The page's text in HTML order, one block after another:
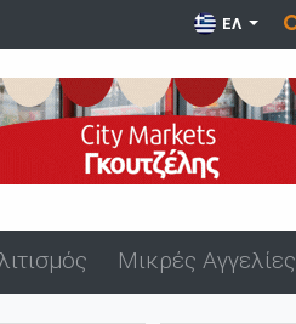
ΕΛ
Μικρές Αγγελίες